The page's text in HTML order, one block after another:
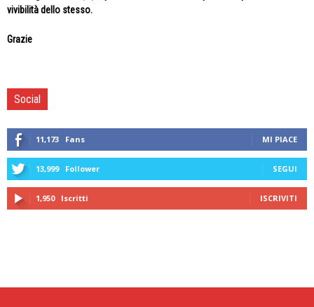
vivibilità dello stesso.
Grazie
Social
11,173 Fans MI PIACE
13,999 Follower SEGUI
1,950 Iscritti ISCRIVITI